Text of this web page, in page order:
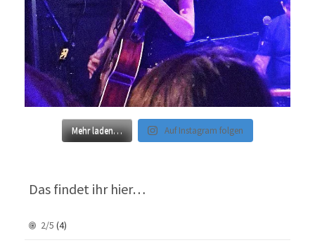
Mehr laden… Auf Instagram folgen
Das findet ihr hier…
2/5 (4)